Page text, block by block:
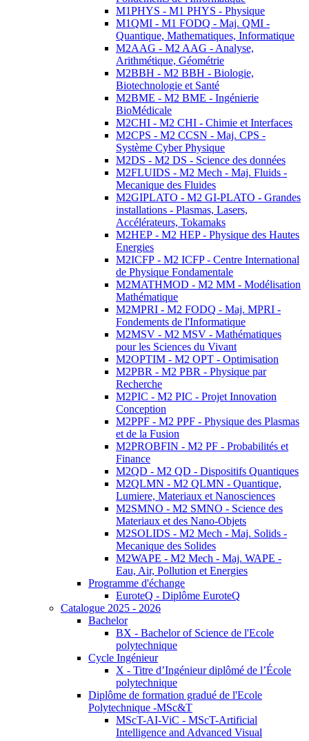
M1PHYS - M1 PHYS - Physique
M1QMI - M1 FODQ - Maj. QMI -
Quantique, Mathematiques, Informatique
M2AAG - M2 AAG - Analyse,
Arithmétique, Géométrie
M2BBH - M2 BBH - Biologie,
Biotechnologie et Santé
M2BME - M2 BME - Ingénierie
BioMédicale
M2CHI - M2 CHI - Chimie et Interfaces
M2CPS - M2 CCSN - Maj. CPS -
Système Cyber Physique
M2DS - M2 DS - Science des données
M2FLUIDS - M2 Mech - Maj. Fluids -
Mecanique des Fluides
M2GIPLATO - M2 GI-PLATO - Grandes
installations - Plasmas, Lasers,
Accélérateurs, Tokamaks
M2HEP - M2 HEP - Physique des Hautes
Energies
M2ICFP - M2 ICFP - Centre International
de Physique Fondamentale
M2MATHMOD - M2 MM - Modélisation
Mathématique
M2MPRI - M2 FODQ - Maj. MPRI -
Fondements de l'Informatique
M2MSV - M2 MSV - Mathématiques
pour les Sciences du Vivant
M2OPTIM - M2 OPT - Optimisation
M2PBR - M2 PBR - Physique par
Recherche
M2PIC - M2 PIC - Projet Innovation
Conception
M2PPF - M2 PPF - Physique des Plasmas
et de la Fusion
M2PROBFIN - M2 PF - Probabilités et
Finance
M2QD - M2 QD - Dispositifs Quantiques
M2QLMN - M2 QLMN - Quantique,
Lumiere, Materiaux et Nanosciences
M2SMNO - M2 SMNO - Science des
Materiaux et des Nano-Objets
M2SOLIDS - M2 Mech - Maj. Solids -
Mecanique des Solides
M2WAPE - M2 Mech - Maj. WAPE -
Eau, Air, Pollution et Energies
Programme d'échange
EuroteQ - Diplôme EuroteQ
Catalogue 2025 - 2026
Bachelor
BX - Bachelor of Science de l'Ecole
polytechnique
Cycle Ingénieur
X - Titre d’Ingénieur diplômé de l’École
polytechnique
Diplôme de formation gradué de l'Ecole
Polytechnique -MSc&T
MScT-AI-ViC - MScT-Artificial
Intelligence and Advanced Visual